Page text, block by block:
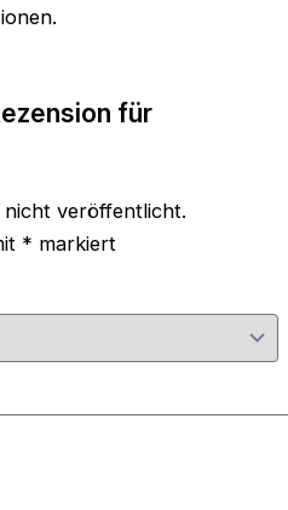
für
nicht veröffentlicht.
* markiert